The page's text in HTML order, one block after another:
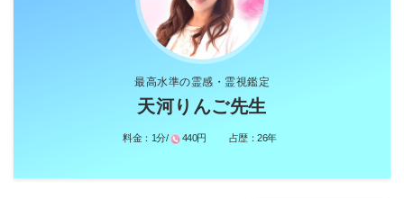
最高水準の霊感・霊視鑑定
天河りんご先生
料金： 1分/ 440円 占歴：26年